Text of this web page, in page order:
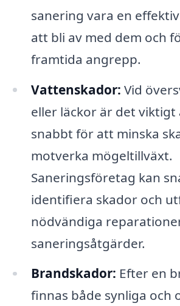
sanering vara en
att bli av med dem och
framtida angrepp.
Vattenskador: Vid
eller läckor är det viktigt
snabbt för att minska
motverka mögeltillväxt.
Saneringsföretag kan
identifiera skador och
nödvändiga
saneringsåtgärder.
Brandskador: Efter en
finnas både synliga och